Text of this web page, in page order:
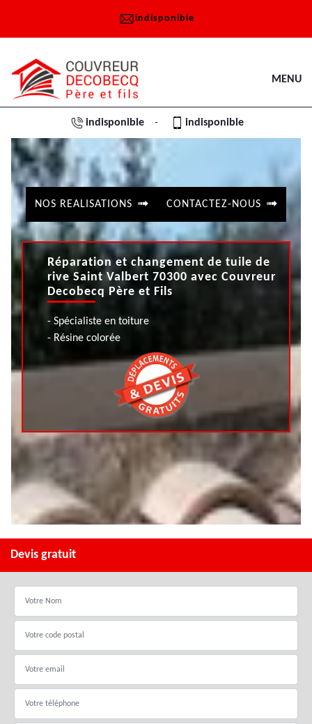
indisponible
MENU
indisponible - indisponible
NOS REALISATIONS CONTACTEZ-NOUS
Réparation et changement de tuile de
rive Saint Valbert 70300 avec Couvreur
Decobecq Père et Fils
- Spécialiste en toiture
- Résine colorée
Devis gratuit